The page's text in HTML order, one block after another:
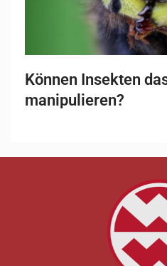
Können Insekten
manipulieren?